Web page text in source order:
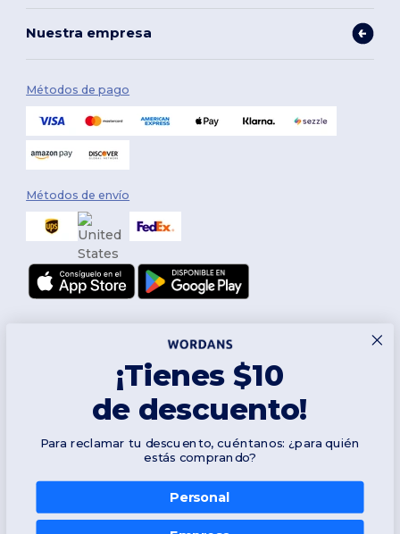
Nuestra empresa
Métodos de pago
Métodos de envío
2026. Todos los derechos reservados
Términos y Condiciones|Política de personalización|Política de
Política de Cookies|Mapa del sitio
👋 Hola
Si tienes dudas o preguntas,
¡Tienes $10
de descuento!
Para reclamar tu descuento, cuéntanos: ¿para quién
estás comprando?
Personal